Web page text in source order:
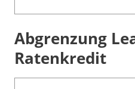
Abgrenzung
Ratenkredit